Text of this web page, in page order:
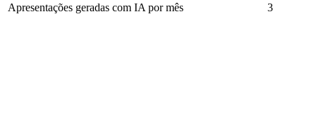
Apresentações geradas com IA por mês 3